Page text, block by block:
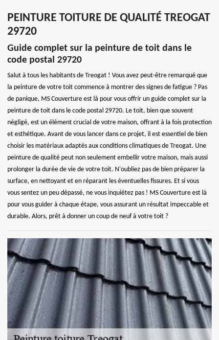
PEINTURE TOITURE DE QUALITÉ TREOGAT
29720
Guide complet sur la peinture de toit dans le
code postal 29720
Salut à tous les habitants de Treogat ! Vous avez peut-être remarqué que
la peinture de votre toit commence à montrer des signes de fatigue ? Pas
de panique, MS Couverture est là pour vous offrir un guide complet sur la
peinture de toit dans le code postal 29720. Le toit, bien que souvent
négligé, est un élément crucial de votre maison, offrant à la fois protection
et esthétique. Avant de vous lancer dans ce projet, il est essentiel de bien
choisir les matériaux adaptés aux conditions climatiques de Treogat. Une
peinture de qualité peut non seulement embellir votre maison, mais aussi
prolonger la durée de vie de votre toit. N'oubliez pas de bien préparer la
surface, en nettoyant et en réparant les éventuelles fissures. Et si vous
vous sentez un peu dépassé, ne vous inquiétez pas ! MS Couverture est là
pour vous guider à chaque étape, vous assurant un résultat impeccable et
durable. Alors, prêt à donner un coup de neuf à votre toit ?